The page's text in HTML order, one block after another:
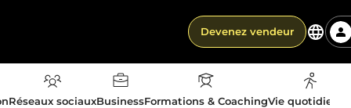
Devenez vendeur
Réseaux sociauxBusinessFormations & CoachingVie